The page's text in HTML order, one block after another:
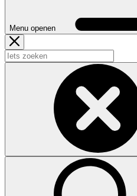
Menu openen